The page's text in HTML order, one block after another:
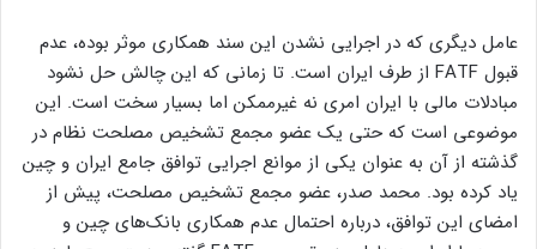
عامل دیگری که در اجرایی نشدن این سند همکاری موثر بوده، عدم
قبول FATF از طرف ایران است. تا زمانی که این چالش حل نشود
مبادلات مالی با ایران امری نه غیرممکن اما بسیار سخت است. این
موضوعی است که حتی یک عضو مجمع تشخیص مصلحت نظام در
گذشته از آن به عنوان یکی از موانع اجرایی توافق جامع ایران و چین
یاد کرده بود. محمد صدر، عضو مجمع تشخیص مصلحت، پیش از
امضای این توافق، درباره احتمال عدم همکاری بانک‌های چین و